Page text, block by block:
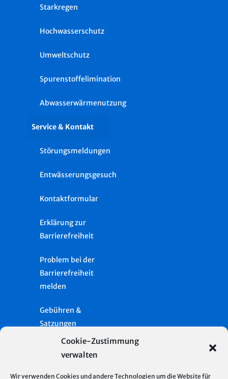
Cookie-Zustimmung
verwalten
Wir verwenden Cookies und andere Technologien um die Website für
Starkregen
Hochwasserschutz
Umweltschutz
Spurenstoffelimination
Abwasserwärmenutzung
Service & Kontakt
Störungsmeldungen
Entwässerungsgesuch
Kontaktformular
Erklärung zur
Barrierefreiheit
Problem bei der
Barrierefreiheit
melden
Gebühren &
Satzungen
Presse